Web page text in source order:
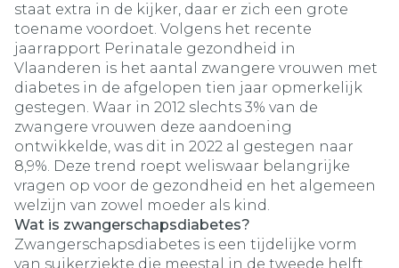
staat extra in de kijker, daar er zich een grote
toename voordoet. Volgens het recente
jaarrapport Perinatale gezondheid in
Vlaanderen is het aantal zwangere vrouwen met
diabetes in de afgelopen tien jaar opmerkelijk
gestegen. Waar in 2012 slechts 3% van de
zwangere vrouwen deze aandoening
ontwikkelde, was dit in 2022 al gestegen naar
8,9%. Deze trend roept weliswaar belangrijke
vragen op voor de gezondheid en het algemeen
welzijn van zowel moeder als kind.
Wat is zwangerschapsdiabetes?
Zwangerschapsdiabetes is een tijdelijke vorm
van suikerziekte die meestal in de tweede helft